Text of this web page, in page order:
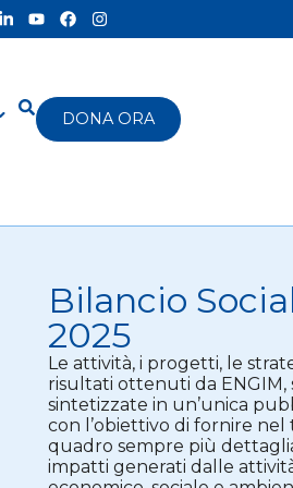
DONA ORA
Bilancio
2025
Le attività, i progetti, le
risultati ottenuti da ENGIM,
sintetizzate in un’unica
con l’obiettivo di fornire
quadro sempre più
impatti generati dalle